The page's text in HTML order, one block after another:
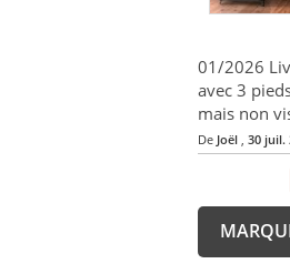
01/2026
avec 3
mais non
De Joël, 30 juil.